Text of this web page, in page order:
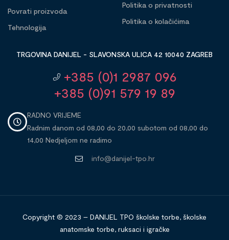
Povrati proizvoda
Tehnologija
Politika o privatnosti
Politika o kolačićima
TRGOVINA DANIJEL - SLAVONSKA ULICA 42 10040 ZAGREB
+385 (0)1 2987 096
+385 (0)91 579 19 89
RADNO VRIJEME
Radnim danom od 08,00 do 20,00 subotom od 08,00 do
14,00 Nedjeljom ne radimo
info@danijel-tpo.hr
Copyright © 2023 – DANIJEL TPO školske torbe, školske
anatomske torbe, ruksaci i igračke